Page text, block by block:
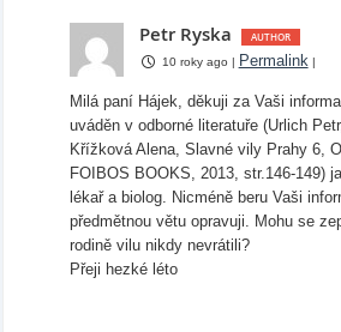
Petr Ryska
10 roky ago | Permalink |
Milá paní Hájek, děkuji za Vaši
uváděn v odborné literatuře (Urlich
Křížková Alena, Slavné vily Prahy 6,
FOIBOS BOOKS, 2013, str.146-149)
lékař a biolog. Nicméně beru Vaši
předmětnou větu opravuji. Mohu se
rodině vilu nikdy nevrátili?
Přeji hezké léto